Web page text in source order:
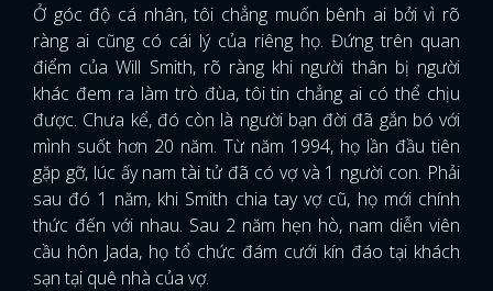
Ở góc độ cá nhân, tôi chẳng muốn bênh ai bởi vì rõ
ràng ai cũng có cái lý của riêng họ. Đứng trên quan
điểm của Will Smith, rõ ràng khi người thân bị người
khác đem ra làm trò đùa, tôi tin chẳng ai có thể chịu
được. Chưa kể, đó còn là người bạn đời đã gắn bó với
mình suốt hơn 20 năm. Từ năm 1994, họ lần đầu tiên
gặp gỡ, lúc ấy nam tài tử đã có vợ và 1 người con. Phải
sau đó 1 năm, khi Smith chia tay vợ cũ, họ mới chính
thức đến với nhau. Sau 2 năm hẹn hò, nam diễn viên
cầu hôn Jada, họ tổ chức đám cưới kín đáo tại khách
sạn tại quê nhà của vợ.